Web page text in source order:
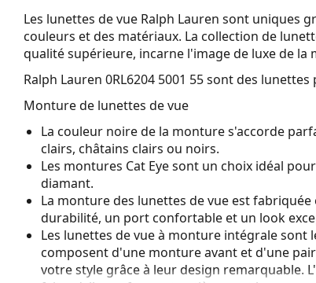
Les lunettes de vue Ralph Lauren sont uniques
couleurs et des matériaux. La collection de
qualité supérieure, incarne l'image de luxe de la
Ralph Lauren 0RL6204 5001 55sont des lunettes
Monture de lunettes de vue
La couleur noire de la monture s'accorde
clairs, châtains clairs ou noirs.
Les montures Cat Eye sont un choix idéal
diamant.
La monture des lunettes de vue est
durabilité, un port confortable et un look
Les lunettes de vue à monture intégrale sont
composent d'une monture avant et d'une
votre style grâce à leur design remarquable.